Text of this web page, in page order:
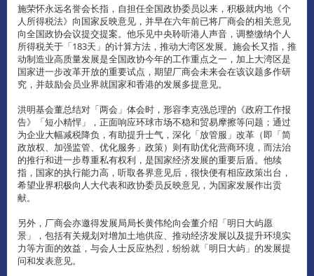
施荣怀永远名誉会长指，自担任全国政协委员以来，积极就内地《个
人所得税法》向国家反映意见，并早在六年前已将厂商会的相关意见
向全国政协会议提交提案。他乐见中央聆听港人声音，调整缴纳个人
所得税关于「183天」的计算方法，推动大湾区发展。施会长又指，推
动制造业高质量发展是全国政协今年的工作重点之一，加上大湾区是
国家进一步改革开放的重要试点，期望厂商会未来会在该议题多作研
究，并鼓励会员业界就国家和香港的发展多提意见。
洪明基会董总结对「两会」体会时，形容李克强总理的《政府工作报
告》「短小精悍」，正面响应环球市场不稳和贸易摩擦等问题；通过
为企业大幅减税降负，有助提升士气，深化「放管服」改革（即「简
政放权、加强监管、优化服务」政策）则有助优化营商环境，而法治
的推行和进一步尊重私有权利，是国家经济发展的重要后盾。他续
指，国家的执行能力高，听取各界意见后，很快便有相应政策出台，
希望业界积极向人大代表和政协委员反映意见，为国家发展作出贡
献。
另外，厂商会亦邀得发展局局长黄伟纶向会董介绍「明日大屿愿
景」，包括有关规划对增加土地供应、推动经济发展以及提升环境实
力等方面的效益，与会人士反应热烈，纷纷就「明日大屿」的发展提
问和发表意见。